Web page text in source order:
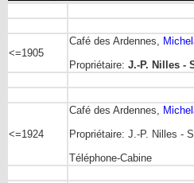
<=1905
Café des Ardennes,
Propriétaire: J.-P. Nilles -
<=1924
Café des Ardennes,
Propriétaire: J.-P. Nilles -
Téléphone-Cabine